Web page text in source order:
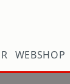
WEBSHOP